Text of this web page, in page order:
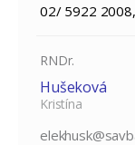
02/ 5922
RNDr.
Hušeková
Kristína